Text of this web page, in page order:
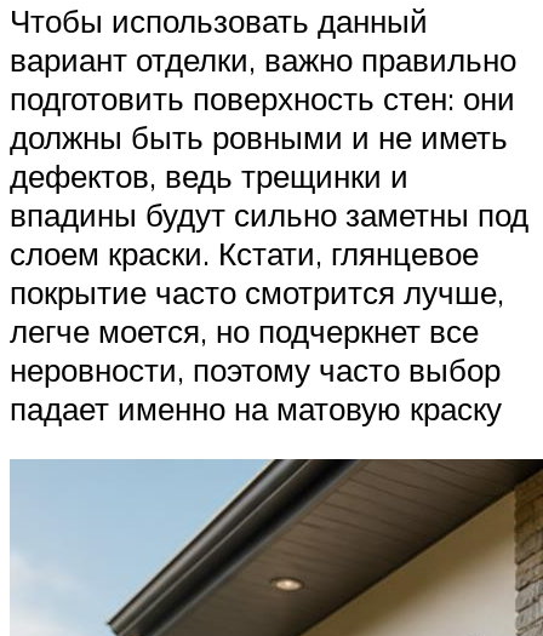
Чтобы использовать данный
вариант отделки, важно правильно
подготовить поверхность стен: они
должны быть ровными и не иметь
дефектов, ведь трещинки и
впадины будут сильно заметны под
слоем краски. Кстати, глянцевое
покрытие часто смотрится лучше,
легче моется, но подчеркнет все
неровности, поэтому часто выбор
падает именно на матовую краску